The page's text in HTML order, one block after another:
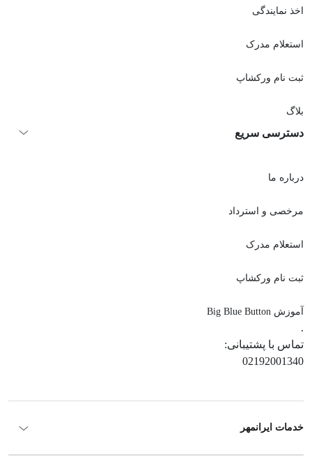
اخذ نمايندگی
استعلام مدرک
ثبت نام ورکشاپ
بلاگ
دسترسی سریع
درباره ما
مرخصی و استرداد
استعلام مدرک
ثبت نام ورکشاپ
آموزش Big Blue Button
.
تماس با پشتیبانی:
02192001340
خدمات ایرانمهر